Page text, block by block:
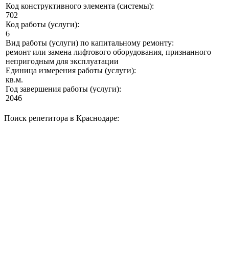
Код конструктивного элемента (системы):
702
Код работы (услуги):
6
Вид работы (услуги) по капитальному ремонту:
ремонт или замена лифтового оборудования, признанного
непригодным для эксплуатации
Единица измерения работы (услуги):
кв.м.
Год завершения работы (услуги):
2046
Поиск репетитора в Краснодаре: